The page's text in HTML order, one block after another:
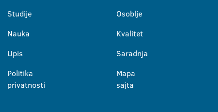
Studije
Nauka
Upis
Politika
privatnosti
Osoblje
Kvalitet
Saradnja
Mapa
sajta